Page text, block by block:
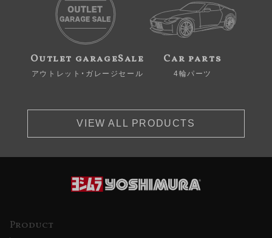
Outlet garageSale
アウトレット・ガレージセール
Car parts
4輪パーツ
VIEW ALL PRODUCTS
Product